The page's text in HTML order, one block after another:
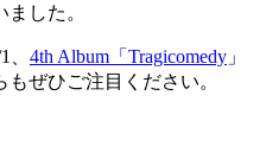
した。
4th Album「Tragicomedy 」
ぜひご注目ください。